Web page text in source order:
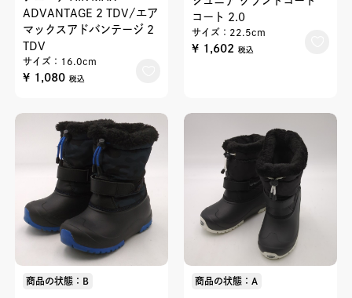
ADVANTAGE 2 TDV/エア
マックスアドバンテージ 2
TDV
サイズ：16.0cm
¥ 1,080 税込
コート 2.0
サイズ：22.5cm
¥ 1,602 税込
商品の状態：B 商品の状態：A